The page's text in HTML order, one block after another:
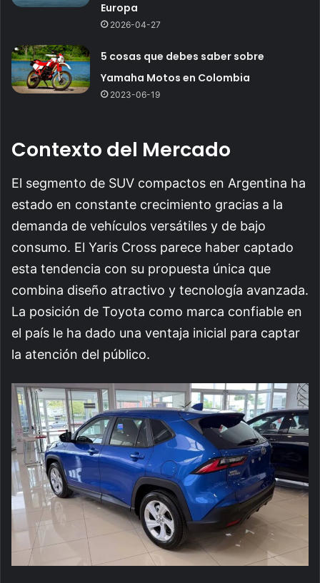
Europa
2026-04-27
5 cosas que debes saber sobre
Yamaha Motos en Colombia
2023-06-19
Contexto del Mercado
El segmento de SUV compactos en Argentina ha
estado en constante crecimiento gracias a la
demanda de vehículos versátiles y de bajo
consumo. El Yaris Cross parece haber captado
esta tendencia con su propuesta única que
combina diseño atractivo y tecnología avanzada.
La posición de Toyota como marca confiable en
el país le ha dado una ventaja inicial para captar
la atención del público.